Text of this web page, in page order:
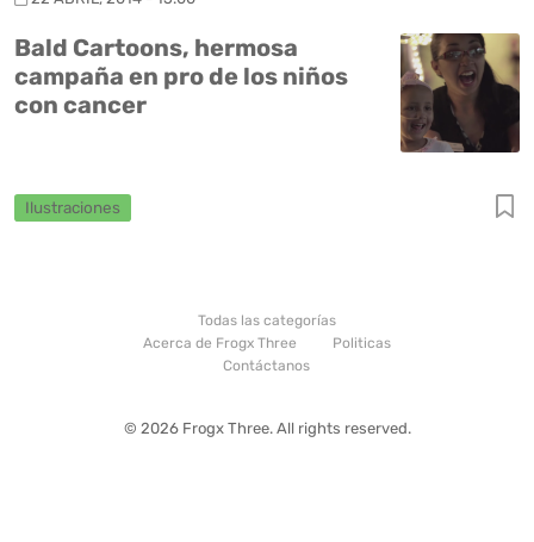
Bald Cartoons, hermosa
campaña en pro de los niños
con cancer
Ilustraciones
Todas las categorías
Acerca de Frogx Three
Politicas
Contáctanos
© 2026 Frogx Three. All rights reserved.